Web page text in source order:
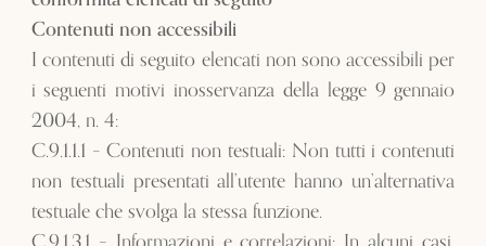
Contenuti non accessibili
I contenuti di seguito elencati non sono accessibili per
i seguenti motivi inosservanza della legge 9 gennaio
2004, n. 4:
C.9.1.1.1 – Contenuti non testuali: Non tutti i contenuti
non testuali presentati all’utente hanno un’alternativa
testuale che svolga la stessa funzione.